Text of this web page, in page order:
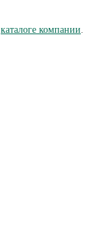
каталоге компании